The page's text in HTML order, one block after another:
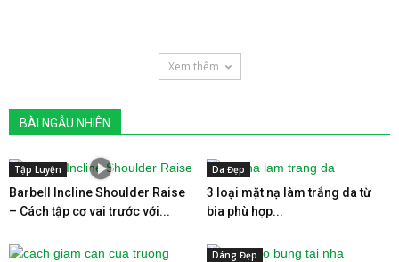
Xem thêm
BÀI NGẪU NHIÊN
Tập Luyện
Barbell Incline Shoulder Raise
– Cách tập cơ vai trước với...
Da Đẹp
3 loại mặt nạ làm trắng da từ
bia phù hợp...
Dáng Đẹp